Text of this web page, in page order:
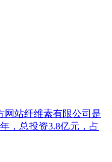
网站纤维素有限公司是
，总投资3.8亿元，占